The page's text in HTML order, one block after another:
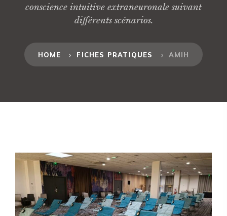
conscience intuitive extraneuronale suivant
différents scénarios.
HOME FICHES PRATIQUES AMIH